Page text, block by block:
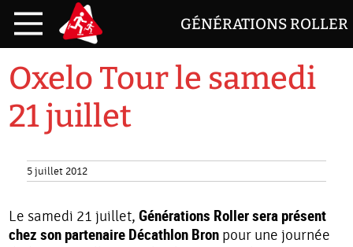
GÉNÉRATIONS ROLLER
Oxelo Tour le samedi
21 juillet
5 juillet 2012
Le samedi 21 juillet,Générations Roller sera présent
chez son partenaire Décathlon Bron pour une journée